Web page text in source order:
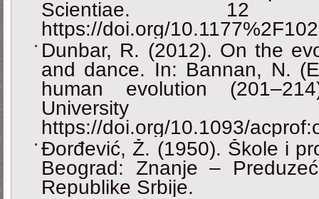
Scientiae. 12
https://doi.org/
Dunbar, R. (2012). On the
and dance. In: Bannan, N.
human evolution
https://doi.org/10.1093/
Đorđević, Ž. (1950). Škole i
Beograd: Znanje ‒
Republike Srbije.